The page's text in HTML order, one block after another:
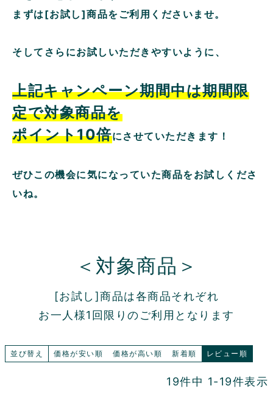
まずは[お試し]商品をご利用くださいませ。
そしてさらにお試しいただきやすいように、
上記キャンペーン期間中は期間限
定で対象商品を
ポイント10倍にさせていただきます！
ぜひこの機会に気になっていた商品をお試しくださ
いね。
＜対象商品＞
[お試し]商品は各商品それぞれ
お一人様1回限りのご利用となります
並び替え 価格が安い順 価格が高い順 新着順 レビュー順
19件中 1-19件表示